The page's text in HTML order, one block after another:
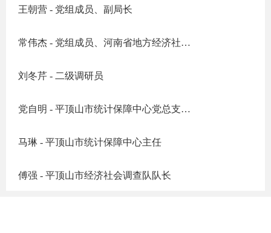
王朝营 - 党组成员、副局长
常伟杰 - 党组成员、河南省地方经济社会调查队平顶山分队队长
刘冬芹 - 二级调研员
党自明 - 平顶山市统计保障中心党总支书记
马琳 - 平顶山市统计保障中心主任
傅强 - 平顶山市经济社会调查队队长